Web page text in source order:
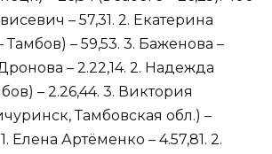
– 57,31. 2. Екатерина
– 59,53. 3. Баженова –
– 2.22,14. 2. Надежда
– 2.26,44. 3. Виктория
Тамбовская обл.) –
Елена Артёменко – 4.57,81. 2.